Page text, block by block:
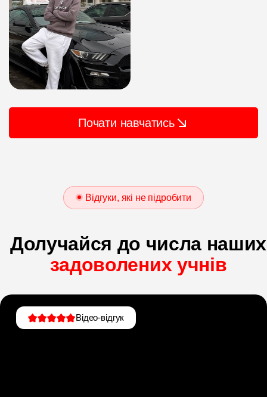
Почати навчатись
Відгуки, які не підробити
Долучайся до числа наших
задоволених учнів
Відео-відгук